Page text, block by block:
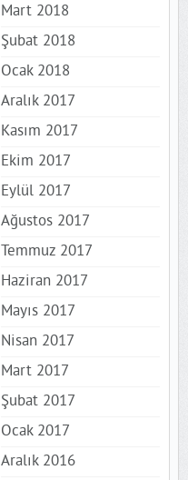
Mart 2018
Şubat 2018
Ocak 2018
Aralık 2017
Kasım 2017
Ekim 2017
Eylül 2017
Ağustos 2017
Temmuz 2017
Haziran 2017
Mayıs 2017
Nisan 2017
Mart 2017
Şubat 2017
Ocak 2017
Aralık 2016